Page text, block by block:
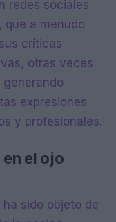
redes sociales
que a menudo
críticas
otras veces
expresiones
y profesionales.
el ojo
ha sido objeto de